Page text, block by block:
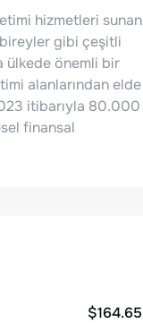
hizmetleri sunan
gibi çeşitli
ülkede önemli bir
alanlarından elde
itibarıyla 80.000
finansal
$164.65